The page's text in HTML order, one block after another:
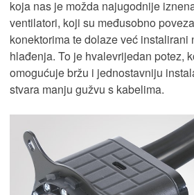
koja nas je možda najugodnije
ventilatori, koji su međusobno
konektorima te dolaze već instalirani
hlađenja. To je hvalevrijedan potez,
omogućuje bržu i jednostavniju
stvara manju gužvu s kabelima.